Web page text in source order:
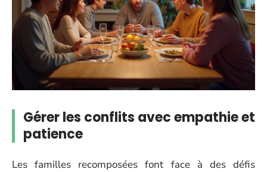
Gérer les conflits avec empathie et
patience
Les familles recomposées font face à des défis